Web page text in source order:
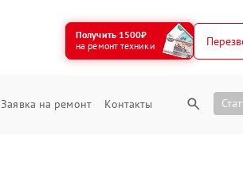
Получить 1500₽
на ремонт техники
Заявка на ремонт Контакты